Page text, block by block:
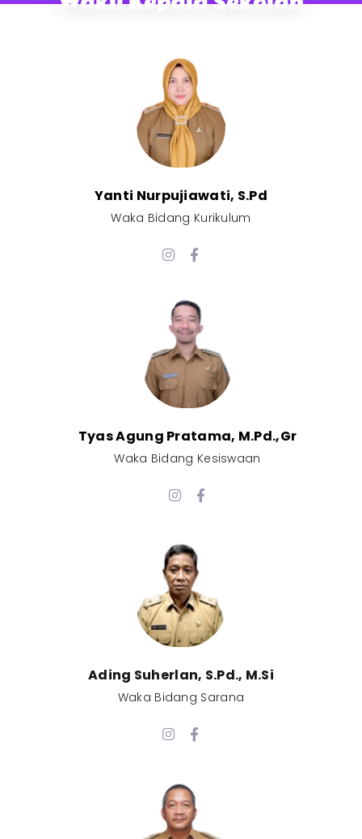
Yanti Nurpujiawati, S.Pd
Waka Bidang Kurikulum
Tyas Agung Pratama, M.Pd.,Gr​
Waka Bidang Kesiswaan​
Ading Suherlan, S.Pd., M.Si​
Waka Bidang Sarana​